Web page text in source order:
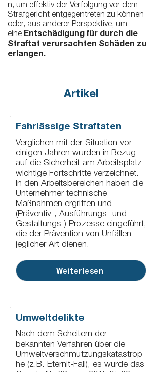
n, um effektiv der Verfolgung vor dem
Strafgericht entgegentreten zu können
oder, aus anderer Perspektive, um
eine Entschädigung für durch die
Straftat verursachten Schäden zu
erlangen.
Artikel
Fahrlässige Straftaten
Verglichen mit der Situation vor
einigen Jahren wurden in Bezug
auf die Sicherheit am Arbeitsplatz
wichtige Fortschritte verzeichnet.
In den Arbeitsbereichen haben die
Unternehmer technische
Maßnahmen ergriffen und
(Präventiv-, Ausführungs- und
Gestaltungs-) Prozesse eingeführt,
die der Prävention von Unfällen
jeglicher Art dienen.
Weiterlesen
Umweltdelikte
Nach dem Scheitern der
bekannten Verfahren über die
Umweltverschmutzungskatastrop
he (z.B. Eternit-Fall), es wurde das